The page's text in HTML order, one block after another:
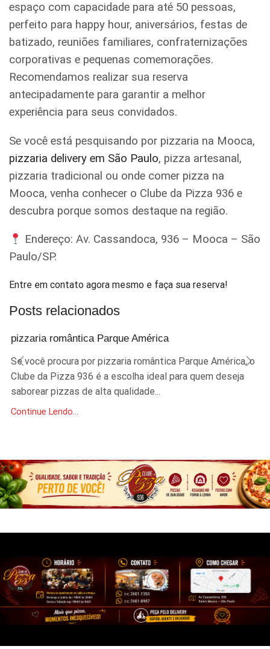
espaço com capacidade para até 50 pessoas,
perfeito para happy hour, aniversários, festas de
batizado, reuniões familiares, confraternizações
corporativas e pequenas comemorações.
Recomendamos realizar sua reserva
antecipadamente para garantir a melhor
experiência para seus convidados.
Se você está pesquisando por pizzaria na Mooca,
pizzaria delivery em São Paulo, pizza artesanal,
pizzaria tradicional ou onde comer pizza na
Mooca, venha conhecer o Clube da Pizza 936 e
descubra porque somos destaque na região.
Endereço: Av. Cassandoca, 936 – Mooca – São
Paulo/SP.
Entre em contato agora mesmo e faça sua reserva!
Posts relacionados
pizzaria romântica Parque América
Se você procura por pizzaria romântica Parque América, o
Clube da Pizza 936 é a escolha ideal para quem deseja
saborear pizzas de alta qualidade...
Continue Lendo...